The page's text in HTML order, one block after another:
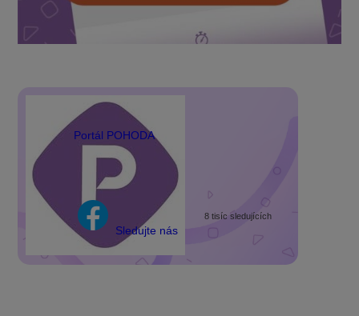
Portál POHODA
Sledujte nás
8 tisíc sledujících